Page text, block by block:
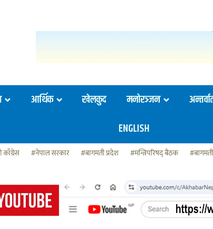
आर्थिक खेलकुद मनोरञ्जन
ENGLISH
काँग्रेस #नेपाल सरकार #बागमती प्रदेश #मन्त्रिपरिषद् बैठक